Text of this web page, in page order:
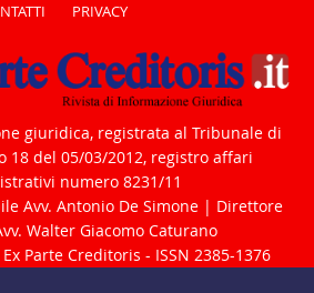
PRIVACY
giuridica, registrata al Tribunale di
18 del 05/03/2012, registro affari
numero 8231/11
Avv. Antonio De Simone | Direttore
Walter Giacomo Caturano
Parte Creditoris - ISSN 2385-1376